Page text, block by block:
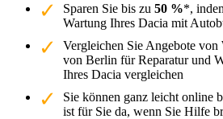
Sparen Sie bis zu 50 %*,
Wartung Ihres Dacia mit
Vergleichen Sie Angebote von
von Berlin für Reparatur und
Ihres Dacia vergleichen
Sie können ganz leicht online
ist für Sie da, wenn Sie Hilfe